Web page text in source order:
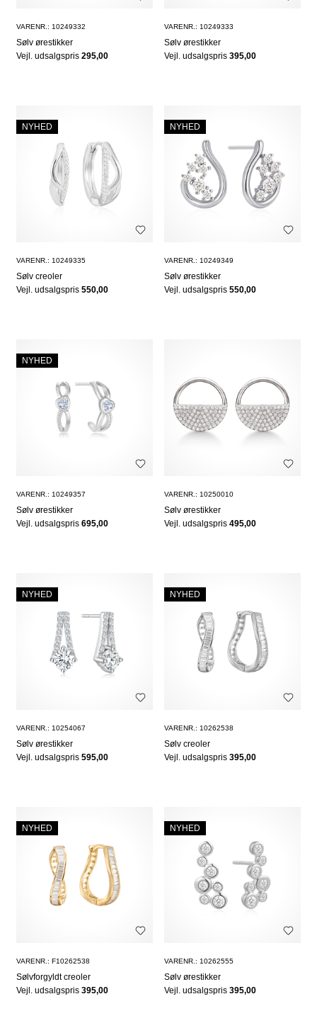
VARENR.: 10249332
Sølv ørestikker
Vejl. udsalgspris 295,00
VARENR.: 10249333
Sølv ørestikker
Vejl. udsalgspris395,00
NYHED
VARENR.: 10249335
Sølv creoler
Vejl. udsalgspris 550,00
NYHED
VARENR.: 10249349
Sølv ørestikker
Vejl. udsalgspris550,00
NYHED
VARENR.: 10249357
Sølv ørestikker
Vejl. udsalgspris 695,00
VARENR.: 10250010
Sølv ørestikker
Vejl. udsalgspris495,00
NYHED
VARENR.: 10254067
Sølv ørestikker
Vejl. udsalgspris 595,00
NYHED
VARENR.: 10262538
Sølv creoler
Vejl. udsalgspris395,00
NYHED
VARENR.: F10262538
Sølvforgyldt creoler
Vejl. udsalgspris 395,00
NYHED
VARENR.: 10262555
Sølv ørestikker
Vejl. udsalgspris395,00